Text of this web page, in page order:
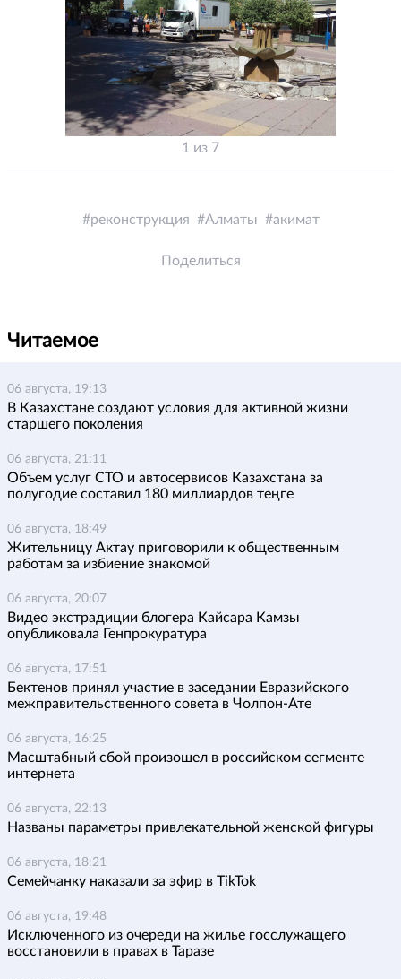
1 из 7
реконструкция Алматы акимат
Поделиться
Читаемое
06 августа, 19:13
В Казахстане создают условия для активной жизни
старшего поколения
06 августа, 21:11
Объем услуг СТО и автосервисов Казахстана за
полугодие составил 180 миллиардов теңге
06 августа, 18:49
Жительницу Актау приговорили к общественным
работам за избиение знакомой
06 августа, 20:07
Видео экстрадиции блогера Кайсара Камзы
опубликовала Генпрокуратура
06 августа, 17:51
Бектенов принял участие в заседании Евразийского
межправительственного совета в Чолпон-Ате
06 августа, 16:25
Масштабный сбой произошел в российском сегменте
интернета
06 августа, 22:13
Названы параметры привлекательной женской фигуры
06 августа, 18:21
Семейчанку наказали за эфир в TikTok
06 августа, 19:48
Исключенного из очереди на жилье госслужащего
восстановили в правах в Таразе